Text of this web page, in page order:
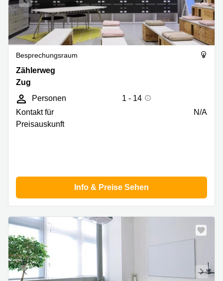
Besprechungsraum
Zählerweg
12,
Zählerweg
Zug
Personen
1 - 14
Kontakt für
Preisauskunft
N/A
Info & Preise Sehen